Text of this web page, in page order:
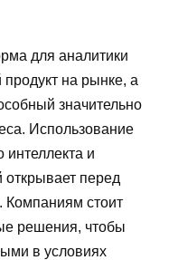
для аналитики
на рынке, а
значительно
Использование
интеллекта и
перед
Компаниям стоит
решения, чтобы
в условиях